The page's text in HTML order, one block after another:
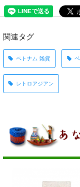
関連タグ
ベトナム 雑貨
レトロアジアン